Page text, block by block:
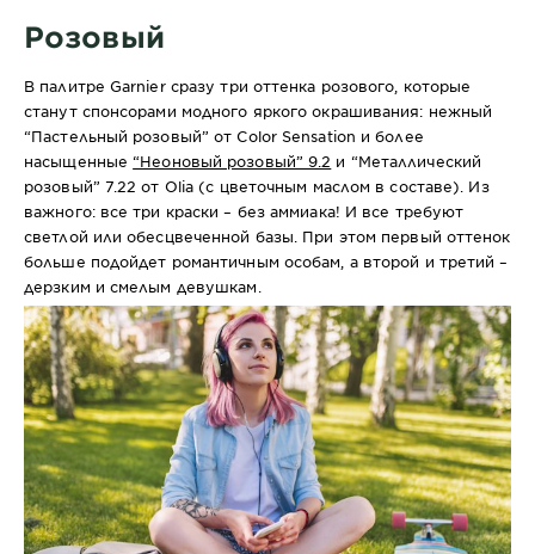
Розовый
В палитре Garnier сразу три оттенка розового, которые
станут спонсорами модного яркого окрашивания: нежный
“Пастельный розовый” от Color Sensation и более
насыщенные“Неоновый розовый” 9.2 и “Металлический
розовый” 7.22 от Olia (с цветочным маслом в составе). Из
важного: все три краски – без аммиака! И все требуют
светлой или обесцвеченной базы. При этом первый оттенок
больше подойдет романтичным особам, а второй и третий –
дерзким и смелым девушкам.